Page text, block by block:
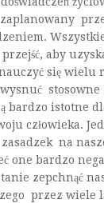
aby
się wielu
bardzo istotne
człowieka.
na
one bardzo
zepchnąć
przez wiele